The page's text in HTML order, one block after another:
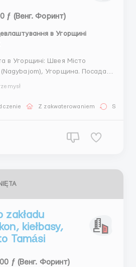
ƒ (Венг. Форинт)
в Угорщині
Угорщина. Посада:
Професійна кваліфікація
Z zakwaterowaniem Stała
zakładu
kiełbasy,
Tamási
ƒ (Венг. Форинт)